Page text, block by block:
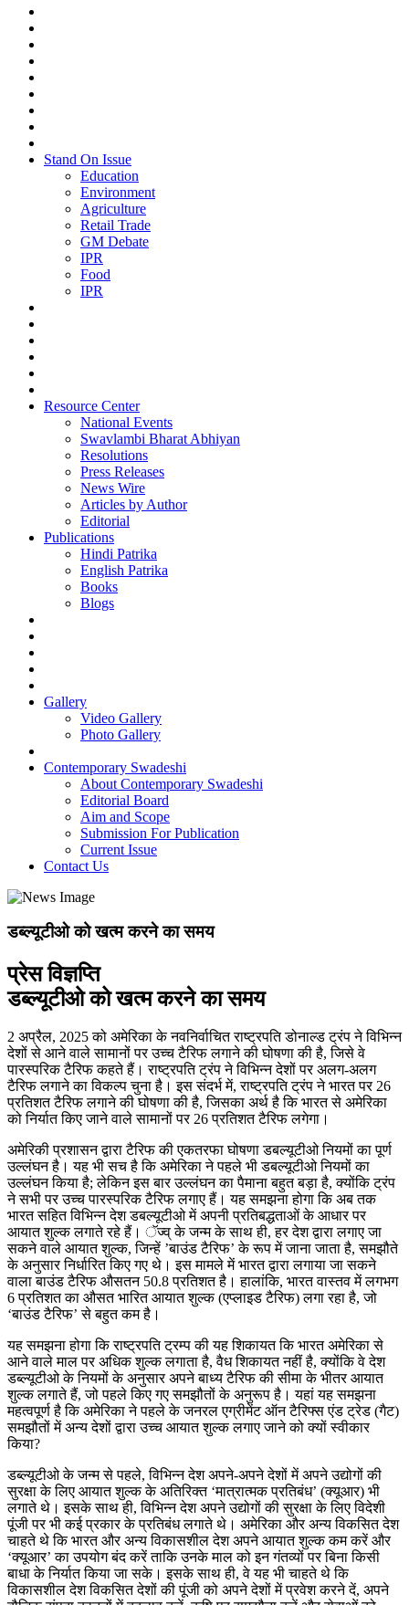
Stand On Issue
Education
Environment
Agriculture
Retail Trade
GM Debate
IPR
Food
IPR
Resource Center
National Events
Swavlambi Bharat Abhiyan
Resolutions
Press Releases
News Wire
Articles by Author
Editorial
Publications
Hindi Patrika
English Patrika
Books
Blogs
Gallery
Video Gallery
Photo Gallery
Contemporary Swadeshi
About Contemporary Swadeshi
Editorial Board
Aim and Scope
Submission For Publication
Current Issue
Contact Us
डब्ल्यूटीओ को खत्म करने का समय
प्रेस विज्ञप्ति
डब्ल्यूटीओ को खत्म करने का समय
2 अप्रैल, 2025 को अमेरिका के नवनिर्वाचित राष्ट्रपति डोनाल्ड ट्रंप ने विभिन्न
देशों से आने वाले सामानों पर उच्च टैरिफ लगाने की घोषणा की है, जिसे वे
पारस्परिक टैरिफ कहते हैं। राष्ट्रपति ट्रंप ने विभिन्न देशों पर अलग-अलग
टैरिफ लगाने का विकल्प चुना है। इस संदर्भ में, राष्ट्रपति ट्रंप ने भारत पर 26
प्रतिशत टैरिफ लगाने की घोषणा की है, जिसका अर्थ है कि भारत से अमेरिका
को निर्यात किए जाने वाले सामानों पर 26 प्रतिशत टैरिफ लगेगा।
अमेरिकी प्रशासन द्वारा टैरिफ की एकतरफा घोषणा डबल्यूटीओ नियमों का पूर्ण
उल्लंघन है। यह भी सच है कि अमेरिका ने पहले भी डबल्यूटीओ नियमों का
उल्लंघन किया है; लेकिन इस बार उल्लंघन का पैमाना बहुत बड़ा है, क्योंकि ट्रंप
ने सभी पर उच्च पारस्परिक टैरिफ लगाए हैं। यह समझना होगा कि अब तक
भारत सहित विभिन्न देश डबल्यूटीओ में अपनी प्रतिबद्धताओं के आधार पर
आयात शुल्क लगाते रहे हैं। ॅज्व् के जन्म के साथ ही, हर देश द्वारा लगाए जा
सकने वाले आयात शुल्क, जिन्हें ’बाउंड टैरिफ’ के रूप में जाना जाता है, समझौते
के अनुसार निर्धारित किए गए थे। इस मामले में भारत द्वारा लगाया जा सकने
वाला बाउंड टैरिफ औसतन 50.8 प्रतिशत है। हालांकि, भारत वास्तव में लगभग
6 प्रतिशत का औसत भारित आयात शुल्क (एप्लाइड टैरिफ) लगा रहा है, जो
‘बाउंड टैरिफ’ से बहुत कम है।
यह समझना होगा कि राष्ट्रपति ट्रम्प की यह शिकायत कि भारत अमेरिका से
आने वाले माल पर अधिक शुल्क लगाता है, वैध शिकायत नहीं है, क्योंकि वे देश
डब्ल्यूटीओ के नियमों के अनुसार अपने बाध्य टैरिफ की सीमा के भीतर आयात
शुल्क लगाते हैं, जो पहले किए गए समझौतों के अनुरूप है। यहां यह समझना
महत्वपूर्ण है कि अमेरिका ने पहले के जनरल एग्रीमेंट ऑन टैरिफ्स एंड ट्रेड (गैट)
समझौतों में अन्य देशों द्वारा उच्च आयात शुल्क लगाए जाने को क्यों स्वीकार
किया?
डब्ल्यूटीओ के जन्म से पहले, विभिन्न देश अपने-अपने देशों में अपने उद्योगों की
सुरक्षा के लिए आयात शुल्क के अतिरिक्त ‘मात्रात्मक प्रतिबंध’ (क्यूआर) भी
लगाते थे। इसके साथ ही, विभिन्न देश अपने उद्योगों की सुरक्षा के लिए विदेशी
पूंजी पर भी कई प्रकार के प्रतिबंध लगाते थे। अमेरिका और अन्य विकसित देश
चाहते थे कि भारत और अन्य विकासशील देश अपने आयात शुल्क कम करें और
‘क्यूआर’ का उपयोग बंद करें ताकि उनके माल को इन गंतव्यों पर बिना किसी
बाधा के निर्यात किया जा सके। इसके साथ ही, वे यह भी चाहते थे कि
विकासशील देश विकसित देशों की पूंजी को अपने देशों में प्रवेश करने दें, अपने